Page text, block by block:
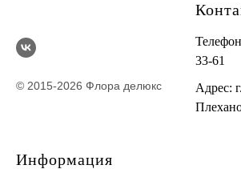
© 2015-2026 Флора делюкс
33-61
Адрес:
Информация